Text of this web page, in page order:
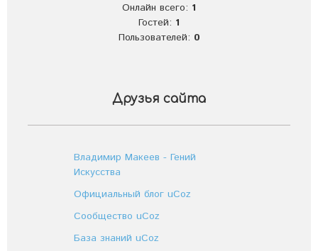
Онлайн всего: 1
Гостей: 1
Пользователей: 0
Друзья сайта
Владимир Макеев - Гений
Искусства
Официальный блог uCoz
Сообщество uCoz
База знаний uCoz